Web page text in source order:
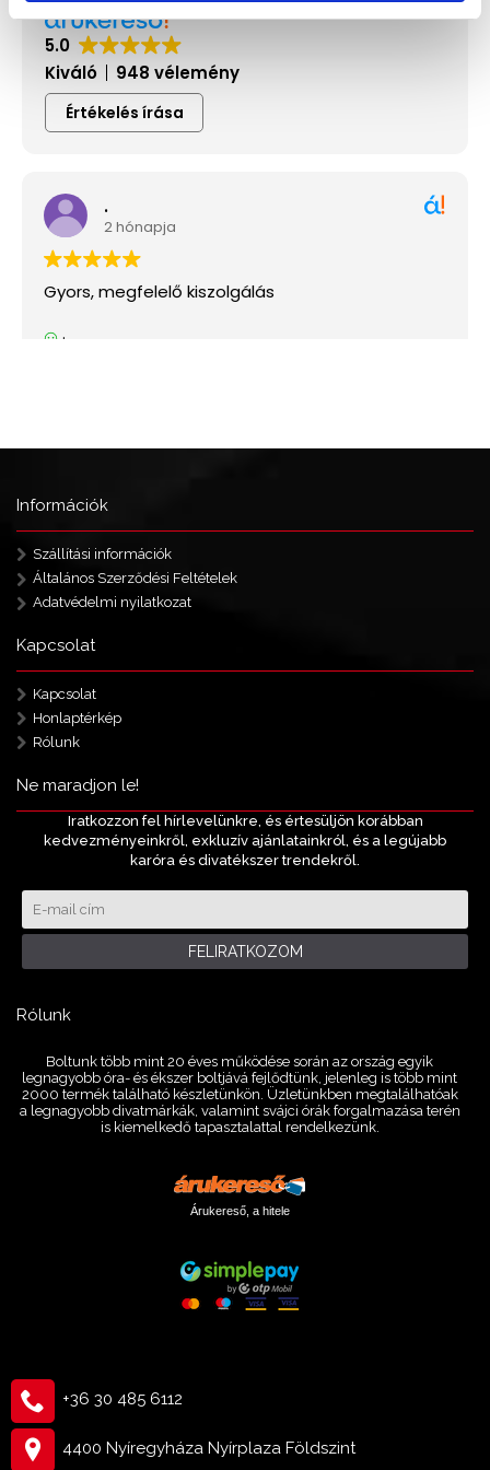
Információk
Szállítási információk
Általános Szerződési Feltételek
Adatvédelmi nyilatkozat
Kapcsolat
Kapcsolat
Honlaptérkép
Rólunk
Ne maradjon le!
Iratkozzon fel hírlevelünkre, és értesüljön korábban
kedvezményeinkről, exkluzív ajánlatainkról, és a legújabb
karóra és divatékszer trendekről.
FELIRATKOZOM
Rólunk
Boltunk több mint 20 éves működése során az ország egyik
legnagyobb óra- és ékszer boltjává fejlődtünk, jelenleg is több mint
2000 termék található készletünkön. Üzletünkben megtalálhatóak
a legnagyobb divatmárkák, valamint svájci órák forgalmazása terén
is kiemelkedő tapasztalattal rendelkezünk.
Árukereső, a hitele
+36 30 485 6112
4400 Nyíregyháza Nyírplaza Földszint